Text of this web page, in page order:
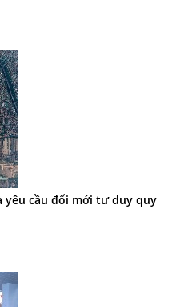
yêu cầu đổi mới tư duy quy